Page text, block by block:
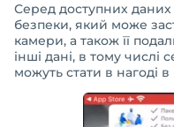
Серед доступних даних
безпеки, який може
камери, а також її
інші дані, в тому числі
можуть стати в нагоді в